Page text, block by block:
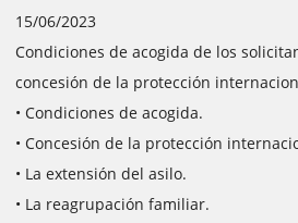
15/06/2023
Condiciones de acogida de los
concesión de la protección
• Condiciones de acogida.
• Concesión de la protección
• La extensión del asilo.
• La reagrupación familiar.